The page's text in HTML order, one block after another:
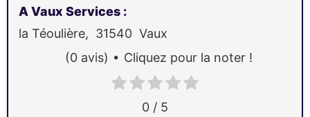
A Vaux Services :
la Téoulière, 31540 Vaux
0 / 5
(0 avis) Cliquez pour la noter !